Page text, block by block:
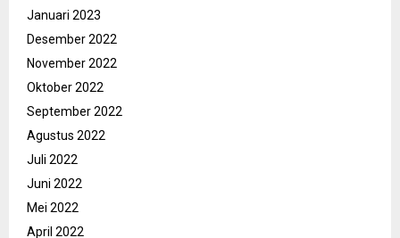
Januari 2023
Desember 2022
November 2022
Oktober 2022
September 2022
Agustus 2022
Juli 2022
Juni 2022
Mei 2022
April 2022